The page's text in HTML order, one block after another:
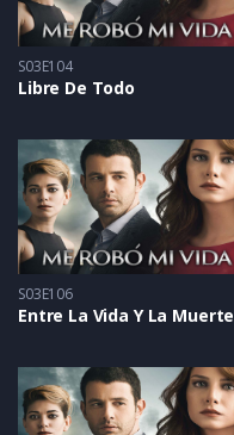
S03E104
Libre De Todo
S03E106
Entre La Vida Y La Muerte